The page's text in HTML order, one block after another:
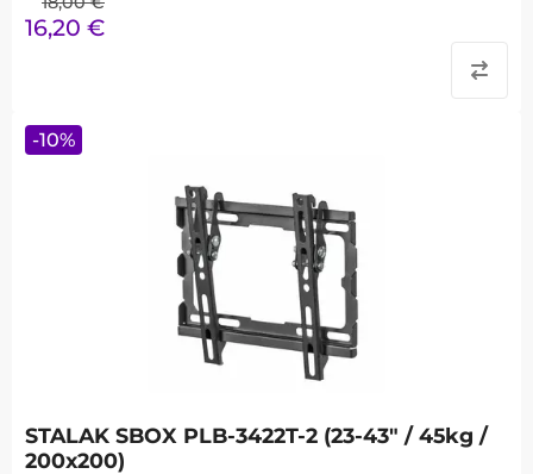
16,20 €
STALAK SBOX PLB-3422T-2 (23-43" / 45kg /
200x200)
-10%